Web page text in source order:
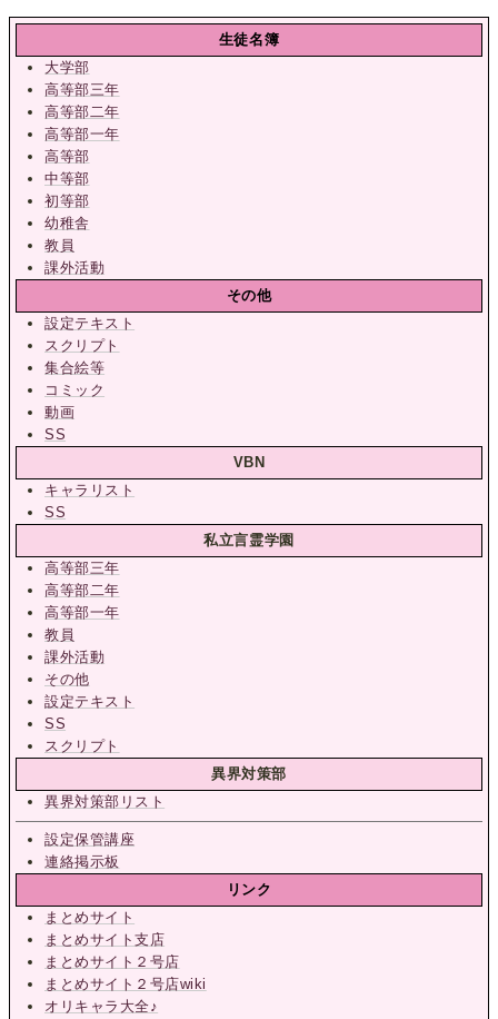
生徒名簿
大学部
高等部三年
高等部二年
高等部一年
高等部
中等部
初等部
幼稚舎
教員
課外活動
その他
設定テキスト
スクリプト
集合絵等
コミック
動画
SS
VBN
キャラリスト
SS
私立言霊学園
高等部三年
高等部二年
高等部一年
教員
課外活動
その他
設定テキスト
SS
スクリプト
異界対策部
異界対策部リスト
設定保管講座
連絡掲示板
リンク
まとめサイト
まとめサイト支店
まとめサイト２号店
まとめサイト２号店wiki
オリキャラ大全♪